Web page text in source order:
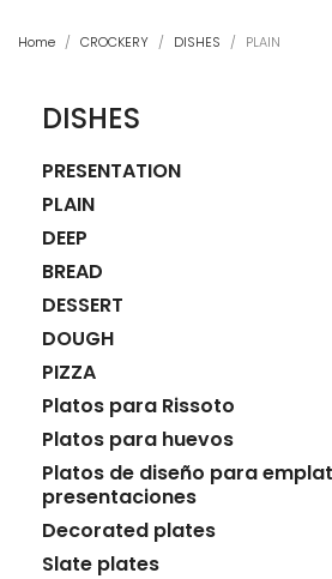
Home CROCKERY DISHES PLAIN
DISHES
PRESENTATION
PLAIN
DEEP
BREAD
DESSERT
DOUGH
PIZZA
Platos para Rissoto
Platos para huevos
Platos de diseño para
presentaciones
Decorated plates
Slate plates